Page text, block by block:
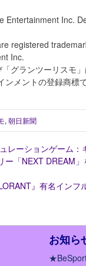
Entertainment Inc.
registered
Inc.
グランツーリスモ
ンメントの登録商標
, 朝日新聞
レーションゲーム
ー「NEXT DREAM」
』有名インフ
お知ら